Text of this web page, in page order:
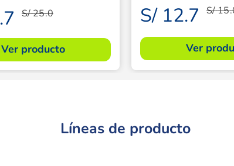
.7 S/25.0
Ver producto
S/ 12.7 S/15.
Ver
Líneas de producto